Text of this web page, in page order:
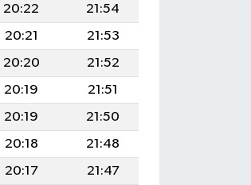
20:22
21:54
20:21
21:53
20:20
21:52
20:19
21:51
20:19
21:50
20:18
21:48
20:17
21:47